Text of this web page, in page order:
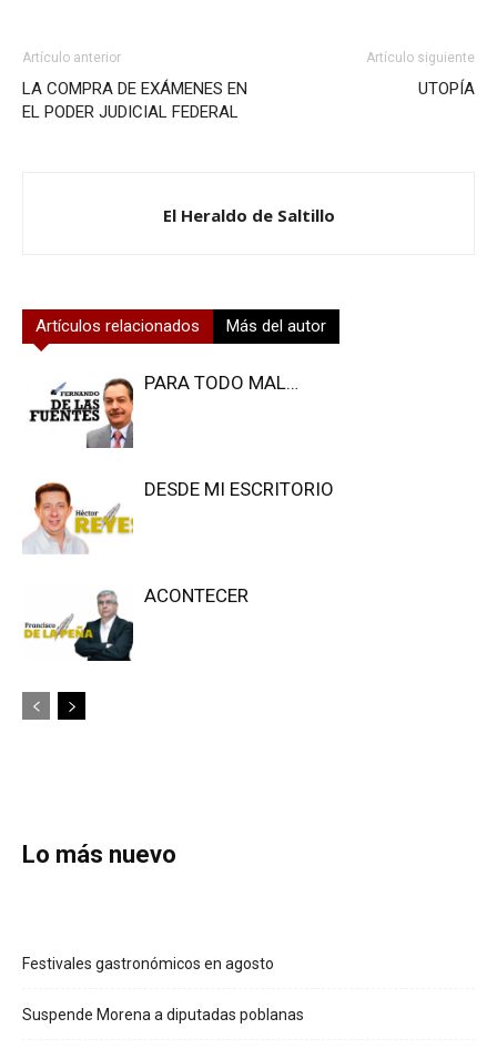
Artículo anterior
LA COMPRA DE EXÁMENES EN
EL PODER JUDICIAL FEDERAL
Artículo siguiente
UTOPÍA
El Heraldo de Saltillo
Artículos relacionados Más del autor
PARA TODO MAL…
DESDE MI ESCRITORIO
ACONTECER
Lo más nuevo
Festivales gastronómicos en agosto
Suspende Morena a diputadas poblanas